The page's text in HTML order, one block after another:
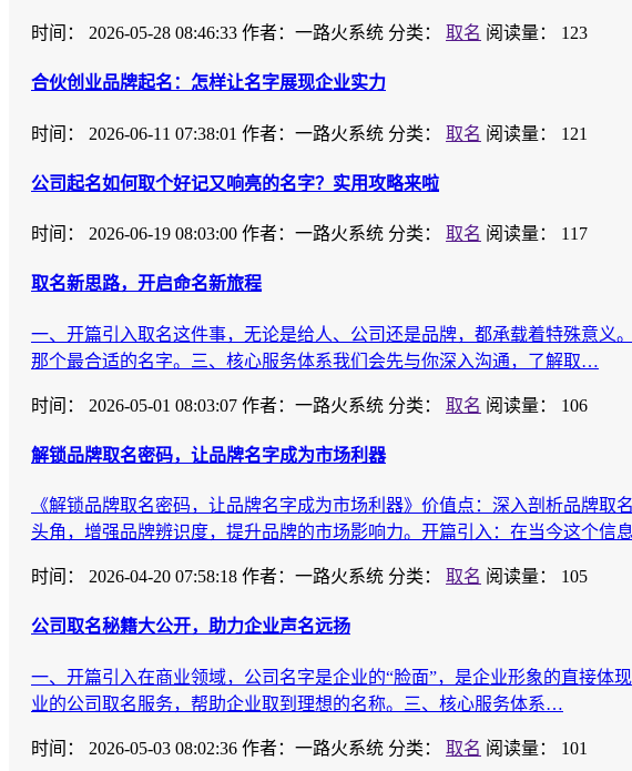
时间： 2026-05-28 08:46:33 作者：一路火系统 分类： 取名 阅读量： 123
合伙创业品牌起名：怎样让名字展现企业实力
时间： 2026-06-11 07:38:01 作者：一路火系统 分类： 取名 阅读量： 121
公司起名如何取个好记又响亮的名字？实用攻略来啦
时间： 2026-06-19 08:03:00 作者：一路火系统 分类： 取名 阅读量： 117
取名新思路，开启命名新旅程
一、开篇引入取名这件事，无论是给人、公司还是品牌，都承载着特殊意义
那个最合适的名字。三、核心服务体系我们会先与你深入沟通，了解取…
时间： 2026-05-01 08:03:07 作者：一路火系统 分类： 取名 阅读量： 106
解锁品牌取名密码，让品牌名字成为市场利器
《解锁品牌取名密码，让品牌名字成为市场利器》价值点：深入剖析品牌
头角，增强品牌辨识度，提升品牌的市场影响力。开篇引入：在当今这个
时间： 2026-04-20 07:58:18 作者：一路火系统 分类： 取名 阅读量： 105
公司取名秘籍大公开，助力企业声名远扬
一、开篇引入在商业领域，公司名字是企业的“脸面”，是企业形象的直接
业的公司取名服务，帮助企业取到理想的名称。三、核心服务体系…
时间： 2026-05-03 08:02:36 作者：一路火系统 分类： 取名 阅读量： 101